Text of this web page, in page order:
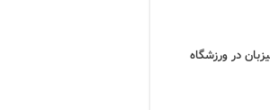
در ورزشگاه